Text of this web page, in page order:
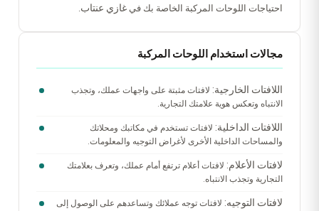
احتياجات اللوحات المركبة الخاصة بك في غازي عنتاب.
مجالات استخدام اللوحات المركبة
اللافتات الخارجية: لافتات مثبتة على واجهات عملك، وتجذب
الانتباه وتعكس هوية علامتك التجارية.
اللافتات الداخلية: لافتات تستخدم في مكاتبك ومحلاتك
والمساحات الداخلية الأخرى لأغراض التوجيه والمعلومات.
لافتات الأعلام: لافتات أعلام ترتفع أمام عملك، وتعرف بعلامتك
التجارية وتجذب الانتباه.
لافتات التوجيه: لافتات توجه عملائك وتساعدهم على الوصول إلى